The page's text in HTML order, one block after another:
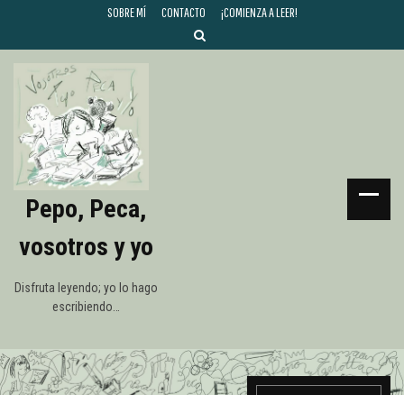
SOBRE MÍ CONTACTO ¡COMIENZA A LEER!
Pepo, Peca,
vosotros y yo
Disfruta leyendo; yo lo hago
escribiendo…